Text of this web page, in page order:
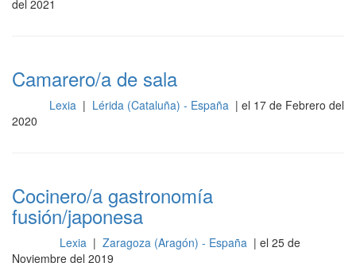
del 2021
Camarero/a de sala
Lexia | Lérida (Cataluña) - España | el 17 de Febrero del
2020
Cocinero/a gastronomía
fusión/japonesa
Lexia | Zaragoza (Aragón) - España | el 25 de
Noviembre del 2019